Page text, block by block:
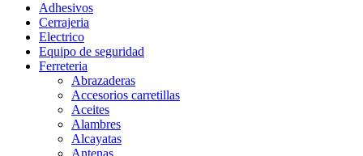
Adhesivos
Cerrajeria
Electrico
Equipo de seguridad
Ferreteria
Abrazaderas
Accesorios carretillas
Aceites
Alambres
Alcayatas
Antenas